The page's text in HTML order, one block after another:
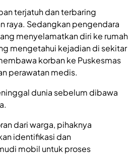
terjatuh dan terbaring
raya. Sedangkan pengendara
menyelamatkan diri ke rumah
mengetahui kejadian di sekitar
korban ke Puskesmas
perawatan medis.
dunia sebelum dibawa
dari warga, pihaknya
identifikasi dan
mobil untuk proses